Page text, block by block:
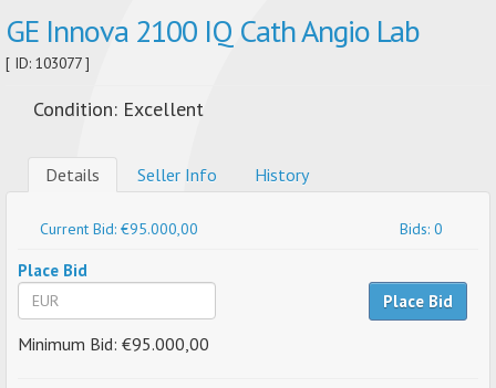
GE Innova 2100 IQ Cath Angio Lab
[ ID: 103077 ]
Condition: Excellent
Details Seller Info History
Current Bid: €95.000,00 Bids: 0
Place Bid
Place Bid
Minimum Bid: €95.000,00